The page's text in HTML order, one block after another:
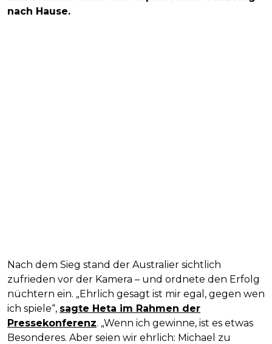
nach Hause.
Nach dem Sieg stand der Australier sichtlich
zufrieden vor der Kamera – und ordnete den Erfolg
nüchtern ein. „Ehrlich gesagt ist mir egal, gegen wen
ich spiele“, sagte Heta im Rahmen der
Pressekonferenz. „Wenn ich gewinne, ist es etwas
Besonderes. Aber seien wir ehrlich: Michael zu